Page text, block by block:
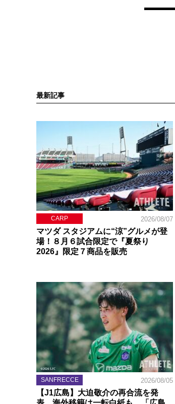
最新記事
CARP 2026/08/07
マツダ スタジアムに“涼”グルメが登
場！８月６試合限定で『夏祭り
2026』限定７商品を販売
SANFRECCE 2026/08/05
【J1広島】大迫敬介の再合流を発